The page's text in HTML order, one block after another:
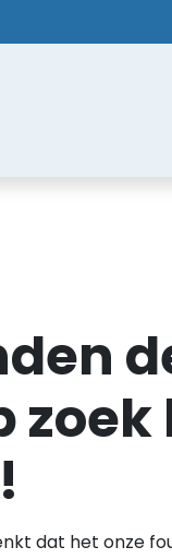
dat het onze